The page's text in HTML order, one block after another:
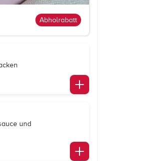
Abholrabatt
und